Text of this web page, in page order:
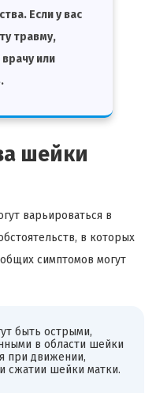
Если у вас
травму,
или
шейки
варьироваться в
в которых
симптомов могут
быть острыми,
в области шейки
при движении,
сжатии шейки матки.